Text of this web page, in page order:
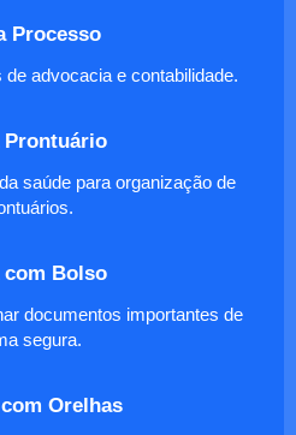
Processo
advocacia e contabilidade.
Prontuário
saúde para organização de
com Bolso
documentos importantes de
segura.
Orelhas